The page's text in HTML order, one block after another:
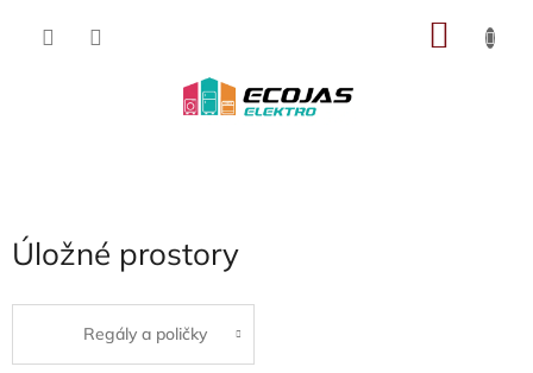
Úložné prostory
Regály a poličky